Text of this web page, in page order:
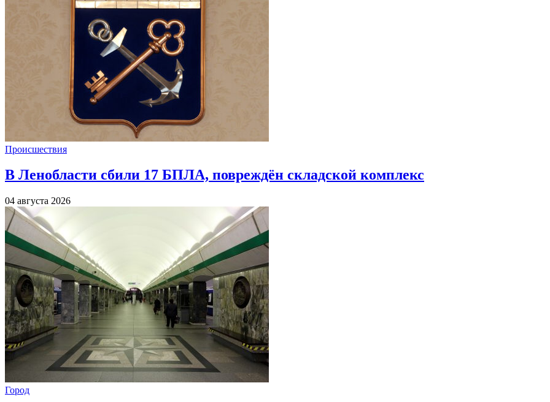
Происшествия
В Ленобласти сбили 17 БПЛА, повреждён складской комплекс
04 августа 2026
Город